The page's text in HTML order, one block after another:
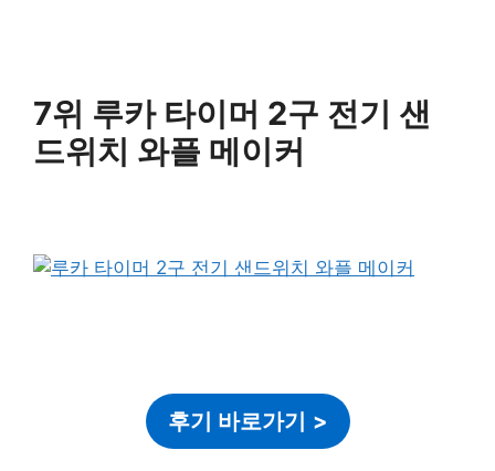
7위 루카 타이머 2구 전기 샌
드위치 와플 메이커
후기 바로가기 >